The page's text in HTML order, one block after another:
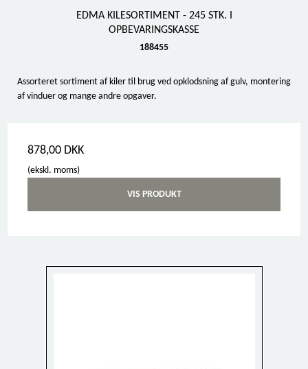
EDMA KILESORTIMENT - 245 STK. I
OPBEVARINGSKASSE
188455
Assorteret sortiment af kiler til brug ved opklodsning af gulv, montering
af vinduer og mange andre opgaver.
878,00 DKK
(ekskl. moms)
VIS PRODUKT